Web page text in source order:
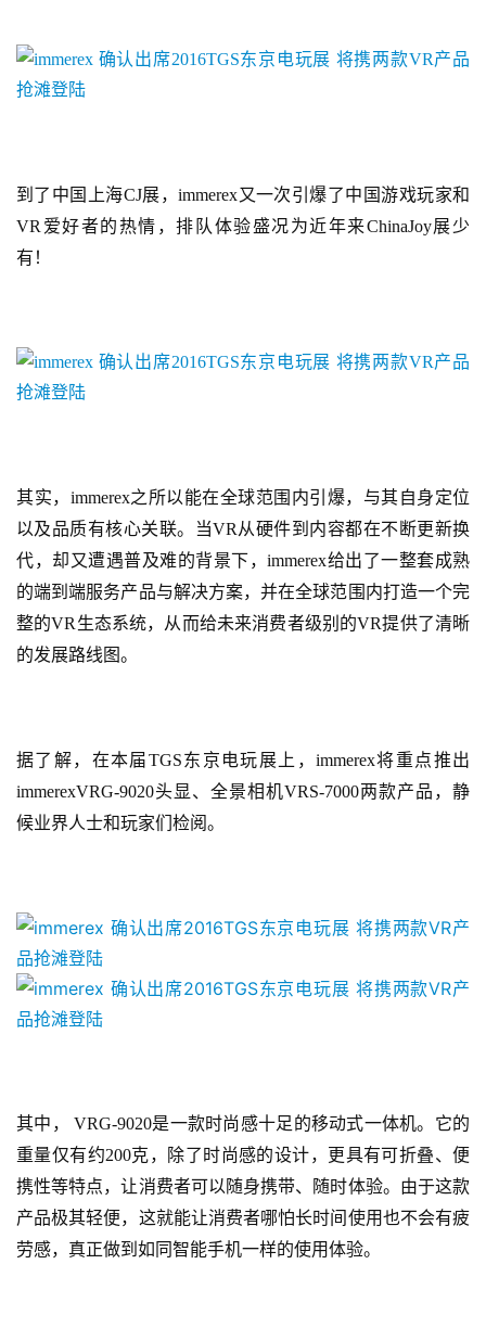
首
游
原
创
戏
业
界
手
单
机
游
戏
到了中国上海CJ展，immerex又一次引爆了中国游戏玩家和
VR爱好者的热情，排队体验盛况为近年来ChinaJoy展少
有！
其实，immerex之所以能在全球范围内引爆，与其自身定位
以及品质有核心关联。当VR从硬件到内容都在不断更新换
代，却又遭遇普及难的背景下，immerex给出了一整套成熟
的端到端服务产品与解决方案，并在全球范围内打造一个完
整的VR生态系统，从而给未来消费者级别的VR提供了清晰
的发展路线图。
据了解，在本届TGS东京电玩展上，immerex将重点推出
immerexVRG-9020头显、全景相机VRS-7000两款产品，静
候业界人士和玩家们检阅。
其中， VRG-9020是一款时尚感十足的移动式一体机。它的
重量仅有约200克，除了时尚感的设计，更具有可折叠、便
携性等特点，让消费者可以随身携带、随时体验。由于这款
产品极其轻便，这就能让消费者哪怕长时间使用也不会有疲
劳感，真正做到如同智能手机一样的使用体验。